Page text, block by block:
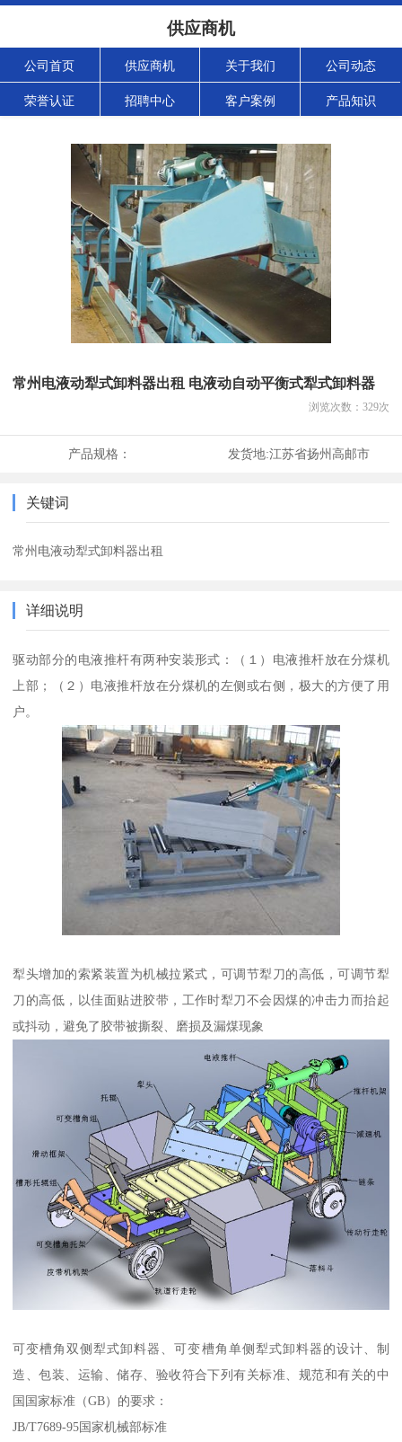
供应商机
公司首页 供应商机 关于我们 公司动态
荣誉认证 招聘中心 客户案例 产品知识
常州电液动犁式卸料器出租 电液动自动平衡式犁式卸料器
浏览次数： 329次
产品规格： 发货地:江苏省扬州高邮市
关键词
常州电液动犁式卸料器出租
详细说明
驱动部分的电液推杆有两种安装形式：（１）电液推杆放在分煤机
上部；（２）电液推杆放在分煤机的左侧或右侧，极大的方便了用
户。
犁头增加的索紧装置为机械拉紧式，可调节犁刀的高低，可调节犁
刀的高低，以佳面贴进胶带，工作时犁刀不会因煤的冲击力而抬起
或抖动，避免了胶带被撕裂、磨损及漏煤现象
可变槽角双侧犁式卸料器、可变槽角单侧犁式卸料器的设计、制
造、包装、运输、储存、验收符合下列有关标准、规范和有关的中
国国家标准（GB）的要求：
JB/T7689-95国家机械部标准